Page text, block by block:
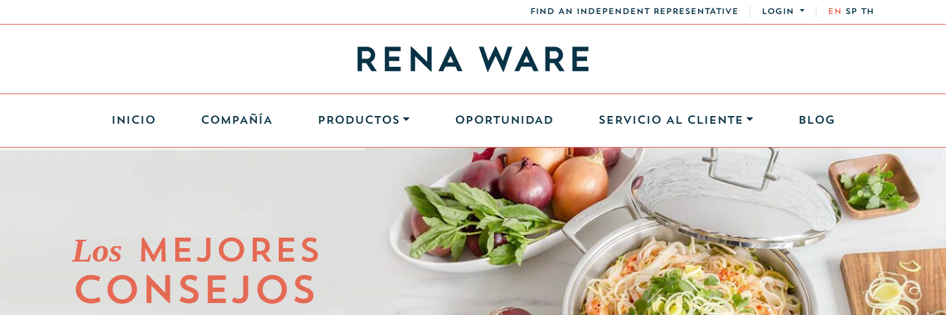
FIND AN INDEPENDENT REPRESENTATIVE LOGIN EN SP TH
INICIO COMPAÑÍA PRODUCTOS OPORTUNIDAD SERVICIO AL CLIENTE BLOG
Los MEJORES
CONSEJOS